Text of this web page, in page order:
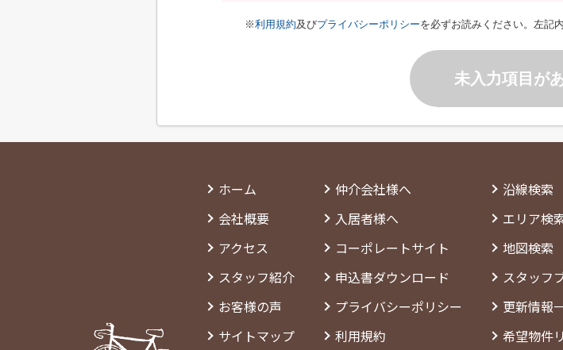
※利用規約及びプライバシーポリシーを必ずお読みください。左記
未入力項目が
ホーム
会社概要
アクセス
スタッフ紹介
お客様の声
サイトマップ
仲介会社様へ
入居者様へ
コーポレートサイト
申込書ダウンロード
プライバシーポリシー
利用規約
沿線検索
エリア検
地図検索
スタッフ
更新情報
希望物件